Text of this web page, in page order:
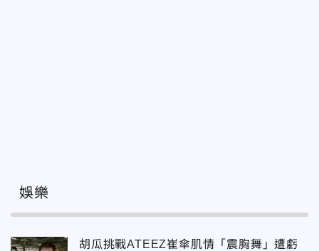
娛樂
胡瓜挑戰ATEEZ崔傘肌情「震胸舞」遭虧